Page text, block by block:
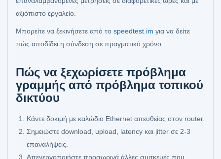
αξιόπιστο εργαλείο.
Μπορείτε να ξεκινήσετε από το speedtest.im για να δείτε
πώς αποδίδει η σύνδεση σε πραγματικό χρόνο.
Πώς να ξεχωρίσετε πρόβλημα
γραμμής από πρόβλημα τοπικού
δικτύου
Κάντε δοκιμή με καλώδιο Ethernet απευθείας στον router.
Σημειώστε download, upload, latency και jitter σε 2-3
επαναλήψεις.
Απενεργοποιήστε προσωρινά άλλες συσκευές που